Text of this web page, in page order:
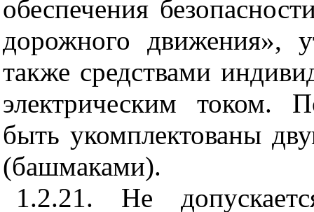
обеспечения
дорожного
также средствами
электрическим током.
быть укомплектованы
(башмаками).
1.2.21. Не